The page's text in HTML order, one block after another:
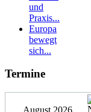
und
Praxis...
Europa
bewegt
sich...
Termine